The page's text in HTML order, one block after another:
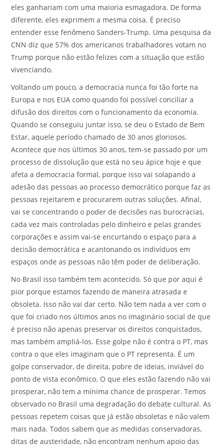
eles ganhariam com uma maioria esmagadora. De forma
diferente, eles exprimem a mesma coisa. É preciso
entender esse fenômeno Sanders-Trump. Uma pesquisa da
CNN diz que 57% dos americanos trabalhadores votam no
Trump porque não estão felizes com a situação que estão
vivenciando.
Voltando um pouco, a democracia nunca foi tão forte na
Europa e nos EUA como quando foi possível conciliar a
difusão dos direitos com o funcionamento da economia.
Quando se conseguiu juntar isso, se deu o Estado de Bem
Estar, aquele período chamado de 30 anos gloriosos.
Acontece que nos últimos 30 anos, tem-se passado por um
processo de dissolução que está no seu ápice hoje e que
afeta a democracia formal, porque isso vai solapando a
adesão das pessoas ao processo democrático porque faz as
pessoas rejeitarem e procurarem outras soluções. Afinal,
vai se concentrando o poder de decisões nas burocracias,
cada vez mais controladas pelo dinheiro e pelas grandes
corporações e assim vai-se encurtando o espaço para a
decisão democrática e acantonando os indivíduos em
espaços onde as pessoas não têm poder de deliberação.
No Brasil isso também tem acontecido. Só que por aqui é
pior porque estamos fazendo de maneira atrasada e
obsoleta. Isso não vai dar certo. Não tem nada a ver com o
que foi criado nos últimos anos no imaginário social de que
é preciso não apenas preservar os direitos conquistados,
mas também ampliá-los. Esse golpe não é contra o PT, mas
contra o que eles imaginam que o PT representa. É um
golpe conservador, de direita, pobre de ideias, inviável do
ponto de vista econômico. O que eles estão fazendo não vai
prosperar, não tem a mínima chance de prosperar. Temos
observado no Brasil uma degradação do debate cultural. As
pessoas repetem coisas que já estão obsoletas e não valem
mais nada. Todos sabem que as medidas conservadoras,
ditas de austeridade, não encontram nenhum apoio das